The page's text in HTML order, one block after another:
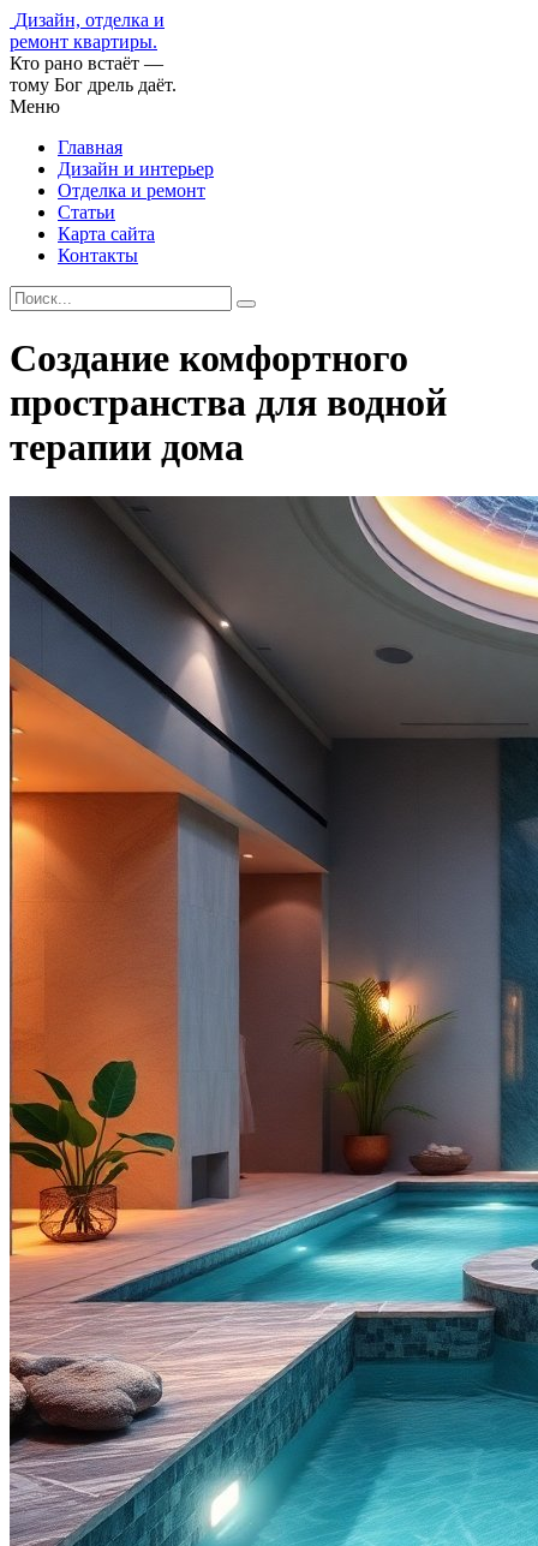
Дизайн, отделка и
ремонт квартиры.
Кто рано встаёт —
тому Бог дрель даёт.
Меню
Главная
Дизайн и интерьер
Отделка и ремонт
Статьи
Карта сайта
Контакты
Создание комфортного
пространства для водной
терапии дома